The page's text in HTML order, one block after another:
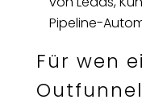
Pipeline-
Für wen